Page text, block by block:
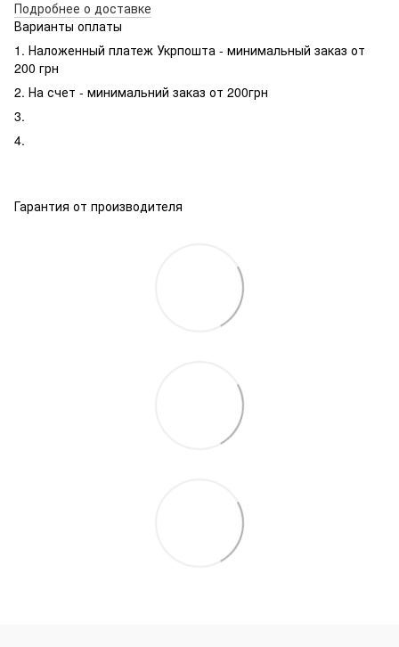
Подробнее о доставке
Варианты оплаты
1. Наложенный платеж Укрпошта - минимальный заказ от
200 грн
2. На счет - минимальний заказ от 200грн
3.
4.
Гарантия от производителя